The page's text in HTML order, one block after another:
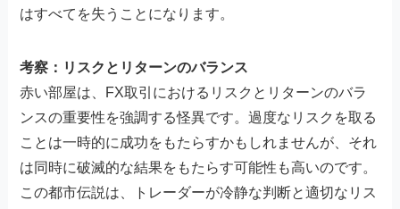
はすべてを失うことになります。
考察：リスクとリターンのバランス
赤い部屋は、FX取引におけるリスクとリターンのバラ
ンスの重要性を強調する怪異です。過度なリスクを取る
ことは一時的に成功をもたらすかもしれませんが、それ
は同時に破滅的な結果をもたらす可能性も高いのです。
この都市伝説は、トレーダーが冷静な判断と適切なリス